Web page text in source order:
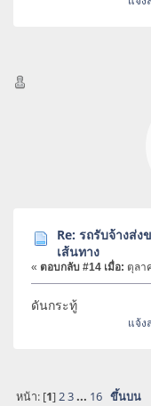
Re: รถรับจ้างส่
เส้นทาง
« ตอบกลับ #14 เมื่อ: ตุลา
ดันกระทู้
แจ้ง
หน้า: [1]2 3 ... 16 ขึ้นบน